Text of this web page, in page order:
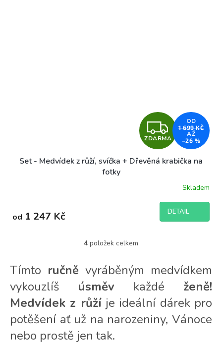
Z
D
A
M
ZDARMA
OD
1 699 KČ
AŽ
–26 %
Set - Medvídek z růží, svíčka + Dřevěná krabička na
fotky
Skladem
od 1 247 Kč DETAIL
O
l
á
d
a
c
p
r
v
4položek celkem
Tímto ručně vyráběným medvídkem
vykouzlíš úsměv každé ženě!
Medvídek z růžíje ideální dárek pro
potěšení ať už na narozeniny, Vánoce
nebo prostě jen tak.